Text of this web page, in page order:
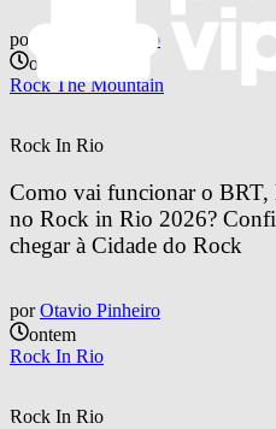
por
Otavio Pinheiro
ontem
Rock The Mountain
Rock In Rio
Como vai funcionar o BRT,
no Rock in Rio 2026?
chegar à Cidade do Rock
por Otavio Pinheiro
ontem
Rock In Rio
Rock In Rio